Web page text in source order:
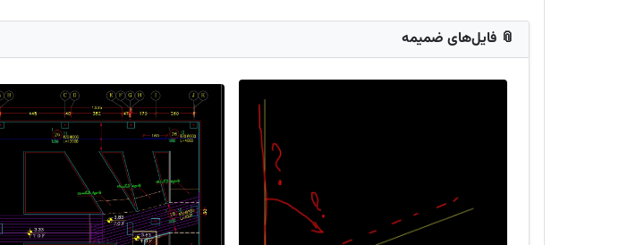
📎 فایل‌های ضمیمه